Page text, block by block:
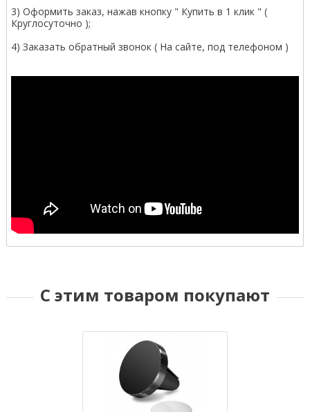
3) Оформить заказ, нажав кнопку " Купить в 1 клик " (
Круглосуточно );
4) Заказать обратный звонок ( На сайте, под телефоном )
С этим товаром покупают